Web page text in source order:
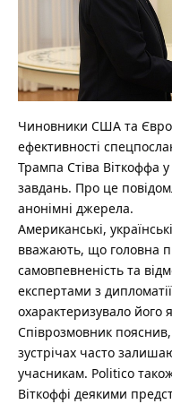
Чиновники США та
ефективності
Трампа Стіва Віткоффа
завдань. Про це
анонімні джерела.
Американські,
вважають, що головна
самовпевненість та
експертами з
охарактеризувало його
Співрозмовник
зустрічах часто
учасникам. Politico
Віткоффі деякими